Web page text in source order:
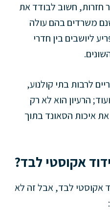
חזרות, חשוב לבודד את
משרדים בהם עולה
ליושבים בין חדרי
לרבות בתי קולנוע,
הרעיון הוא לא רק
איכות הסאונד בתוך
אקוסטי לבד?
אקוסטי לבד, אבל זה לא